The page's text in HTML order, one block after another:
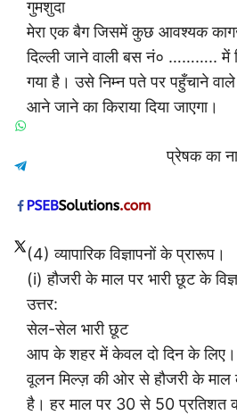
गुमशुदा
मेरा एक बैग जिसमें कुछ आवश्यक
दिल्ली जाने वाली बस नं० ………..
गया है। उसे निम्न पते पर पहुँचाने
आने जाने का किराया दिया जाएगा।
प्रेषक का
(4) व्यापारिक विज्ञापनों के प्रारूप।
(i) हौजरी के माल पर भारी छूट के
उत्तर:
सेल-सेल भारी छूट
आप के शहर में केवल दो दिन के लिए।
वूलन मिल्ज़ की ओर से हौजरी के माल
है। हर माल पर 30 से 50 प्रतिशत